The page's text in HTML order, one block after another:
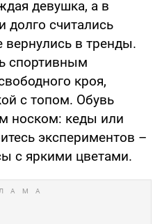
девушка, а в
долго считались
в тренды.
спортивным
кроя,
с топом. Обувь
носком: кеды или
экспериментов –
с яркими цветами.